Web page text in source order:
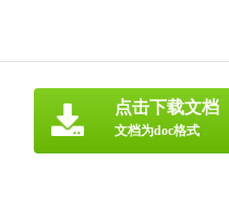
点击下载文档
文档为doc格式